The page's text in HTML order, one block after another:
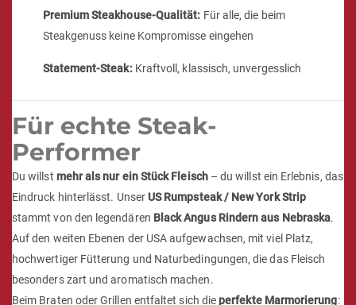
Premium Steakhouse-Qualität: Für alle, die beim
Steakgenuss keine Kompromisse eingehen
Statement-Steak:Kraftvoll, klassisch, unvergesslich
Für echte Steak-
Performer
Du willst mehr als nur ein Stück Fleisch– du willst ein Erlebnis, das
Eindruck hinterlässt. UnserUS Rumpsteak / New York Strip
stammt von den legendären Black Angus Rindern aus Nebraska.
Auf den weiten Ebenen der USA aufgewachsen, mit viel Platz,
hochwertiger Fütterung und Naturbedingungen, die das Fleisch
besonders zart und aromatisch machen.
Beim Braten oder Grillen entfaltet sich dieperfekte Marmorierung: